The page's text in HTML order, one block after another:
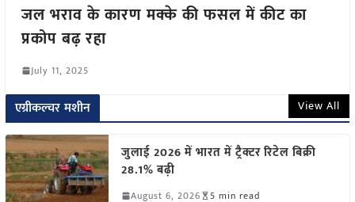
जल भराव के कारण मक्के की फसल में कीट का
प्रकोप बढ़ रहा
July 11, 2025
एग्रीकल्चर मशीन View All
जुलाई 2026 में भारत में ट्रैक्टर रिटेल बिक्री
28.1% बढ़ी
August 6, 2026 5 min read